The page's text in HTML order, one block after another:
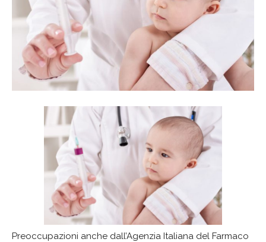
Preoccupazioni anche dall’Agenzia Italiana del Farmaco